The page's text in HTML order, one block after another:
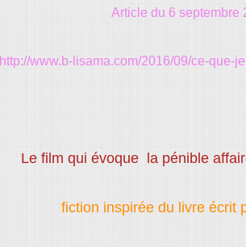
Article du 6 septembre
http://www.b-lisama.com/2016/09/ce-que-
Le film qui évoque la pénible
fiction inspirée du livre écrit